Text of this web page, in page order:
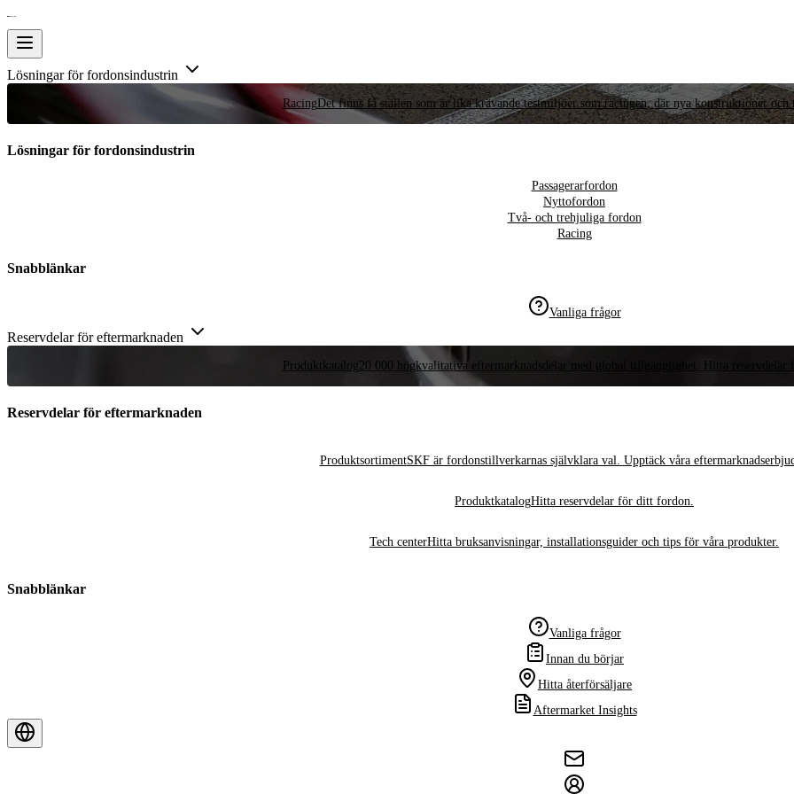
Lösningar för fordonsindustrin
RacingDet finns få ställen som är lika krävande testmiljöer som racingen, där nya konstruktioner och
Lösningar för fordonsindustrin
Passagerarfordon
Nyttofordon
Två- och trehjuliga fordon
Racing
Snabblänkar
Vanliga frågor
Reservdelar för eftermarknaden
Produktkatalog20 000 högkvalitativa eftermarknadsdelar med global tillgänglighet. Hitta reservdelar
Reservdelar för eftermarknaden
ProduktsortimentSKF är fordonstillverkarnas självklara val. Upptäck våra
ProduktkatalogHitta reservdelar för ditt fordon.
Tech centerHitta bruksanvisningar, installationsguider och tips för våra produkter.
Snabblänkar
Vanliga frågor
Innan du börjar
Hitta återförsäljare
Aftermarket Insights